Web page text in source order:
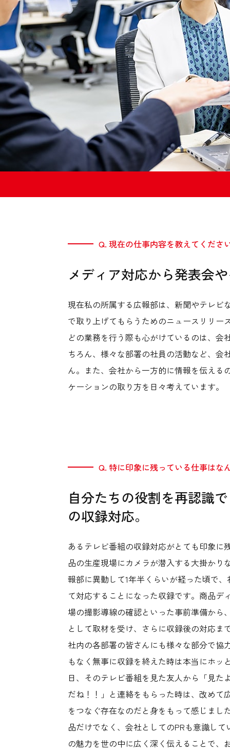
Q. 現在の仕事内容を教えてくださ
メディア対応から発表会
現在私の所属する広報部は、新聞やテレビ
で取り上げてもらうためのニュースリリ
どの業務を行う際も心がけているのは、
ちろん、様々な部署の社員の活動など、
ん。また、会社から一方的に情報を伝え
ケーションの取り方を日々考えています。
Q. 特に印象に残っている仕事はな
自分たちの役割を再認識
の収録対応。
あるテレビ番組の収録対応がとても印象に
品の生産現場にカメラが潜入する大掛かり
報部に異動して1年半くらいが経った頃で
て対応することになった収録です。商品デ
場の撮影導線の確認といった事前準備から
として取材を受け、さらに収録後の対応ま
社内の各部署の皆さんにも様々な部分で協
もなく無事に収録を終えた時は本当にホッ
日、そのテレビ番組を見た友人から「見た
だね！！」と連絡をもらった時は、改めて
をつなぐ存在なのだと身をもって感じまし
品だけでなく、会社としてのPRも意識し
の魅力を世の中に広く深く伝えることで、